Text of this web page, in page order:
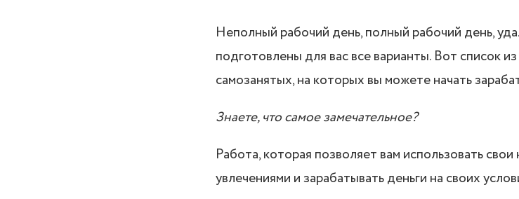
Неполный рабочий день, полный рабочий день,
подготовлены для вас все варианты. Вот список
самозанятых, на которых вы можете начать
Знаете, что самое замечательное?
Работа, которая позволяет вам использовать
увлечениями и зарабатывать деньги на своих